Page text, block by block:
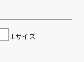
Lサイズ